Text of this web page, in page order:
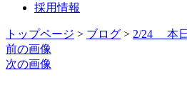
採用情報
トップページ > ブログ > 2/24 本
前の画像
次の画像